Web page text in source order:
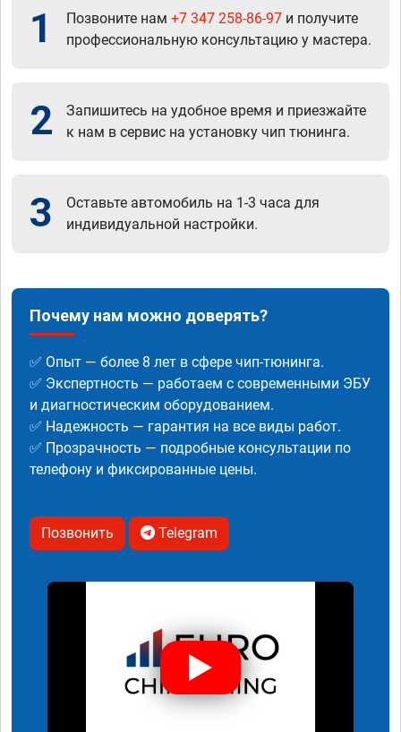
1 Позвоните нам +7 347 258-86-97 и получите
профессиональную консультацию у мастера.
2
Запишитесь на удобное время и приезжайте
к нам в сервис на установку чип тюнинга.
3
Оставьте автомобиль на 1-3 часа для
индивидуальной настройки.
Почему нам можно доверять?
✅ Опыт — более 8 лет в сфере чип-тюнинга.
✅ Экспертность — работаем с современными ЭБУ
и диагностическим оборудованием.
✅ Надежность — гарантия на все виды работ.
✅ Прозрачность — подробные консультации по
телефону и фиксированные цены.
Позвонить Telegram